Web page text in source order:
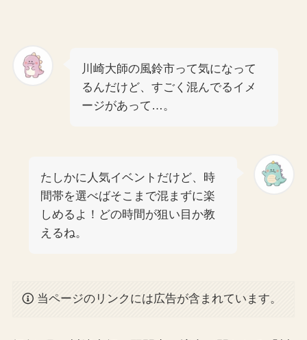
川崎大師の風鈴市って気になって
るんだけど、すごく混んでるイメ
ージがあって…。
たしかに人気イベントだけど、時
間帯を選べばそこまで混まずに楽
しめるよ！どの時間が狙い目か教
えるね。
当ページのリンクには広告が含まれています。